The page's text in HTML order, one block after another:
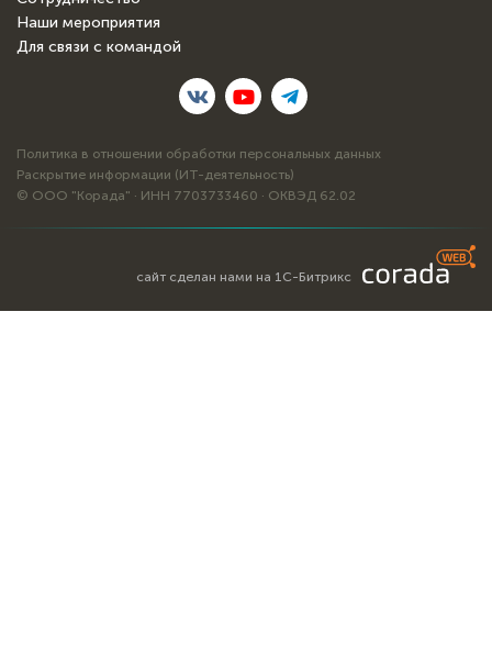
Наши мероприятия
Для связи с командой
Политика в отношении обработки персональных данных
Раскрытие информации (ИТ-деятельность)
© ООО "Корада" · ИНН 7703733460 · ОКВЭД 62.02
сайт сделан нами на 1С-Битрикс